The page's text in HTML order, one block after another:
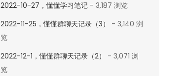
2022-10-27，懂懂学习笔记- 3,187 浏览
2022-11-25，懂懂群聊天记录（3）
- 3,140 浏
览
2022-12-1，懂懂群聊天记录（2）
- 3,071 浏
览